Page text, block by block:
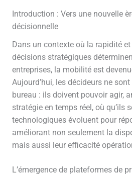
Introduction : Vers une nouvelle
décisionnelle
Dans un contexte où la rapidité
décisions stratégiques
entreprises, la mobilité est
Aujourd’hui, les décideurs ne
bureau : ils doivent pouvoir agir,
stratégie en temps réel, où qu’ils
technologiques évoluent pour
améliorant non seulement la
mais aussi leur efficacité
L’émergence de plateformes de